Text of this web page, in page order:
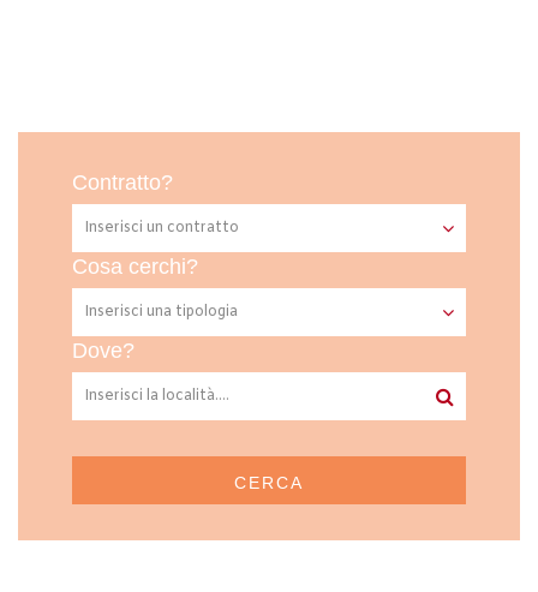
Contratto?
Cosa cerchi?
Dove?
CERCA